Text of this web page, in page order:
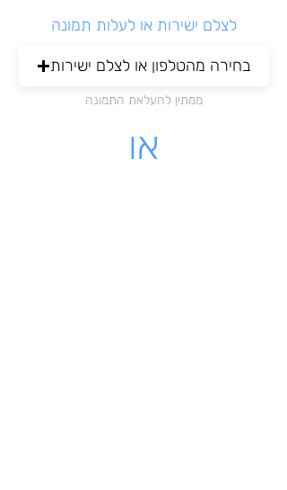
לצלם ישירות או לעלות תמונה
בחירה מהטלפון או לצלם ישירות
ממתין להעלאת התמונה
או